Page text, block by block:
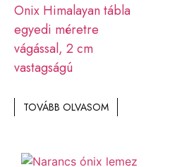
Onix Himalayan tábla
egyedi méretre
vágással, 2 cm
vastagságú
TOVÁBB OLVASOM